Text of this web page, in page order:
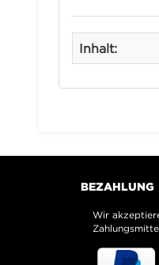
Inhalt:
BEZAHLUNG
Wir